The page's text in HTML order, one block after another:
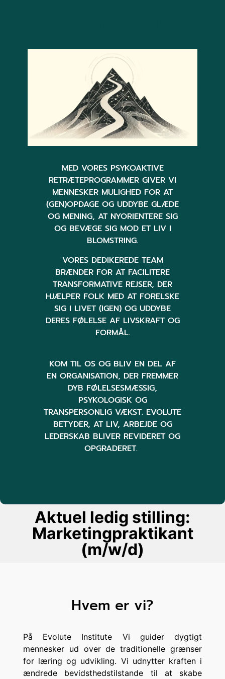
MED VORES PSYKOAKTIVE
RETRÆTEPROGRAMMER GIVER VI
MENNESKER MULIGHED FOR AT
(GEN)OPDAGE OG UDDYBE GLÆDE
OG MENING, AT NYORIENTERE SIG
OG BEVÆGE SIG MOD ET LIV I
BLOMSTRING.
VORES DEDIKEREDE TEAM
BRÆNDER FOR AT FACILITERE
TRANSFORMATIVE REJSER, DER
HJÆLPER FOLK MED AT FORELSKE
SIG I LIVET (IGEN) OG UDDYBE
DERES FØLELSE AF LIVSKRAFT OG
FORMÅL.
KOM TIL OS OG BLIV EN DEL AF
EN ORGANISATION, DER FREMMER
DYB FØLELSESMÆSSIG,
PSYKOLOGISK OG
TRANSPERSONLIG VÆKST. EVOLUTE
BETYDER, AT LIV, ARBEJDE OG
LEDERSKAB BLIVER REVIDERET OG
OPGRADERET.
Aktuel ledig stilling:
Marketingpraktikant
(m/w/d)
Hvem er vi?
På Evolute Institute Vi guider dygtigt
mennesker ud over de traditionelle grænser
for læring og udvikling. Vi udnytter kraften i
ændrede bevidsthedstilstande til at skabe